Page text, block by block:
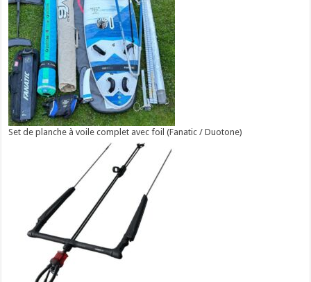
Set de planche à voile complet avec foil (Fanatic / Duotone)